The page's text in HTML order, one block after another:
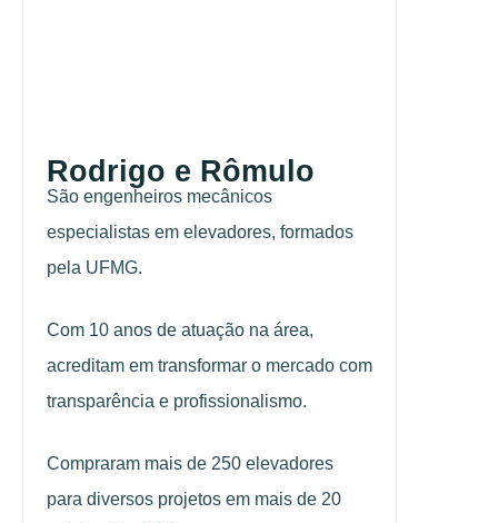
Rodrigo e Rômulo
São engenheiros mecânicos
especialistas em elevadores, formados
pela UFMG.
Com 10 anos de atuação na área,
acreditam em transformar o mercado com
transparência e profissionalismo.
Compraram mais de 250 elevadores
para diversos projetos em mais de 20